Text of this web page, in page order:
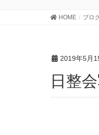
HOME ブロ
2019年5月
日整